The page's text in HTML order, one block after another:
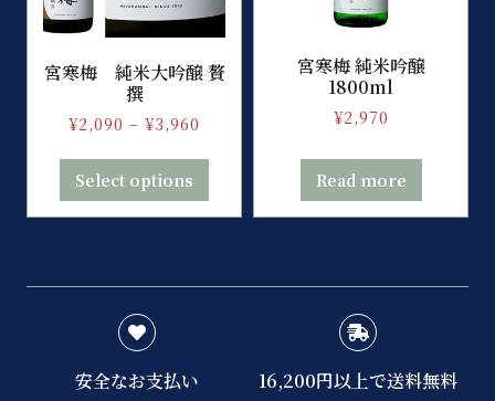
宮寒梅 純米大吟醸 贅
撰
¥2,090 – ¥3,960
Select options
宮寒梅 純米吟醸
1800ml
¥2,970
Read more
安全なお支払い 16,200円以上で送料無料